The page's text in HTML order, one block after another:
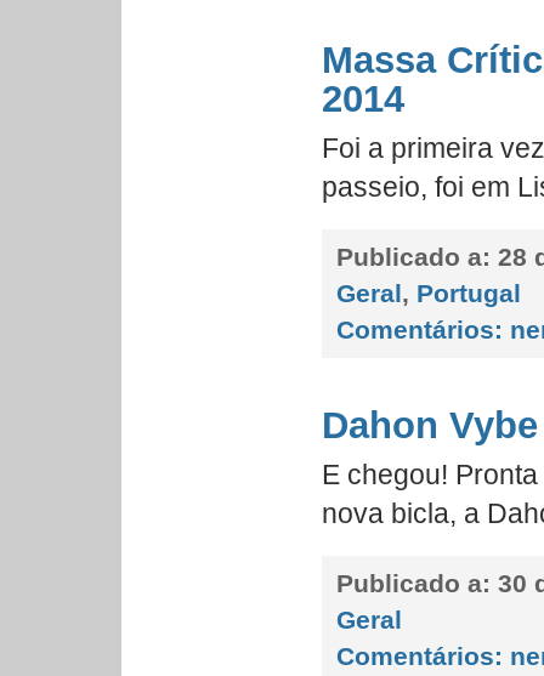
Massa
2014
Foi a primeira
passeio, foi em
Publicado a: 28
Geral, Portugal
Comentários:
Dahon
E chegou!
nova bicla, a
Publicado a: 30
Geral
Comentários: